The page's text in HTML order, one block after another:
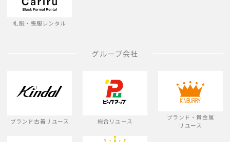
礼服・喪服レンタル
グループ会社
ブランド古着リユース 総合リユース
ブランド・貴金属
リユース